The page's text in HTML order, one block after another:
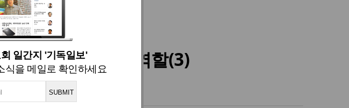
일간지 '기독일보'
식을 메일로 확인하세요
럼 입력 2025. 07. 11 06:59
과 한국교회의 역할(3)
복음과공공신학연구소장)